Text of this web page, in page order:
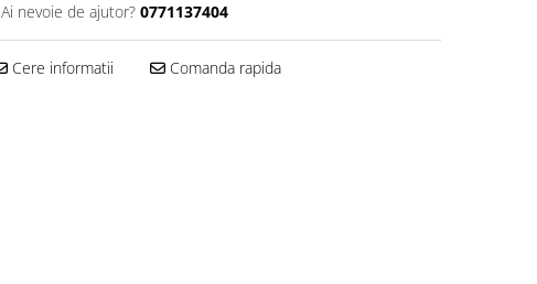
Ai nevoie de ajutor? 0771137404
Cere informatii Comanda rapida